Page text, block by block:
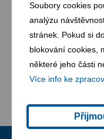
Soubory cookies
analýzu
stránek. Pokud si
blokování cookies,
některé jeho části
Více info ke
Adresa:
Lovosice